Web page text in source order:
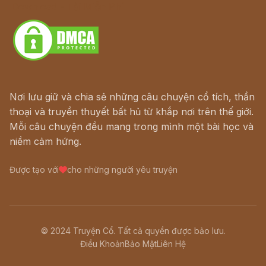
Nơi lưu giữ và chia sẻ những câu chuyện cổ tích, thần
thoại và truyền thuyết bất hủ từ khắp nơi trên thế giới.
Mỗi câu chuyện đều mang trong mình một bài học và
niềm cảm hứng.
Được tạo với cho những người yêu truyện
© 2024 Truyện Cổ. Tất cả quyền được bảo lưu.
Điều KhoảnBảo MậtLiên Hệ